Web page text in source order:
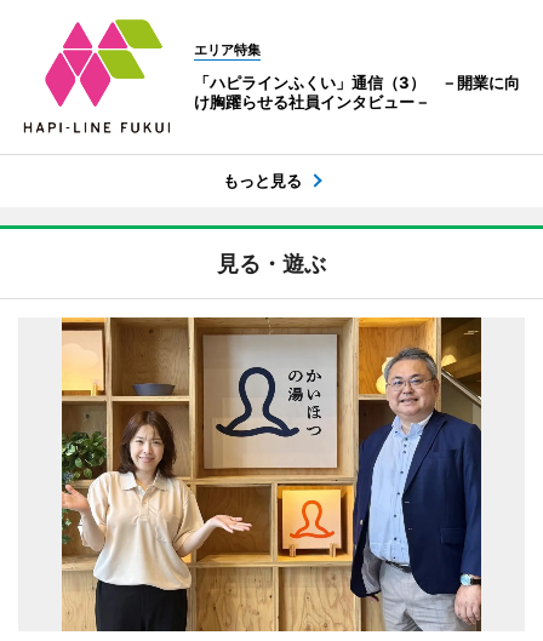
エリア特集
「ハピラインふくい」通信（3） －開業に向
け胸躍らせる社員インタビュー－
もっと見る
見る・遊ぶ